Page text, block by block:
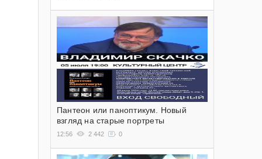
Пантеон или паноптикум. Новый
взгляд на старые портреты
12:56 2 442 0